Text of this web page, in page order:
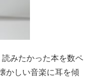
みたかった本を数ペ
かしい音楽に耳を傾